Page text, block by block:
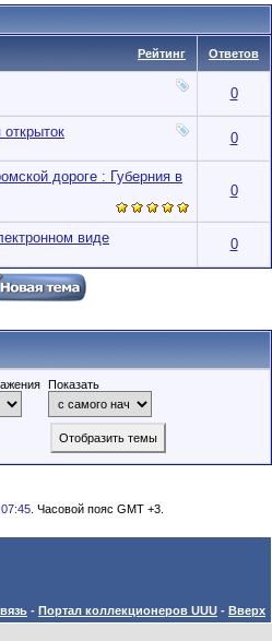
Рейтинг Ответов
0
0
дороге : Губерния в
0
виде 0
Показать
. Часовой пояс GMT +3.
- Портал коллекционеров UUU - Вверх